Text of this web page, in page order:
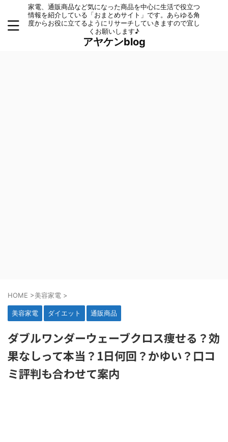
家電、通販商品など気になった商品を中心に生活で役立つ
情報を紹介している「おまとめサイト」です。あらゆる角
度からお役に立てるようにリサーチしていきますので宜し
くお願いします♪
アヤケンblog
HOME >美容家電 >
美容家電 ダイエット 通販商品
ダブルワンダーウェーブクロス痩せる？効
果なしって本当？1日何回？かゆい？口コ
ミ評判も合わせて案内